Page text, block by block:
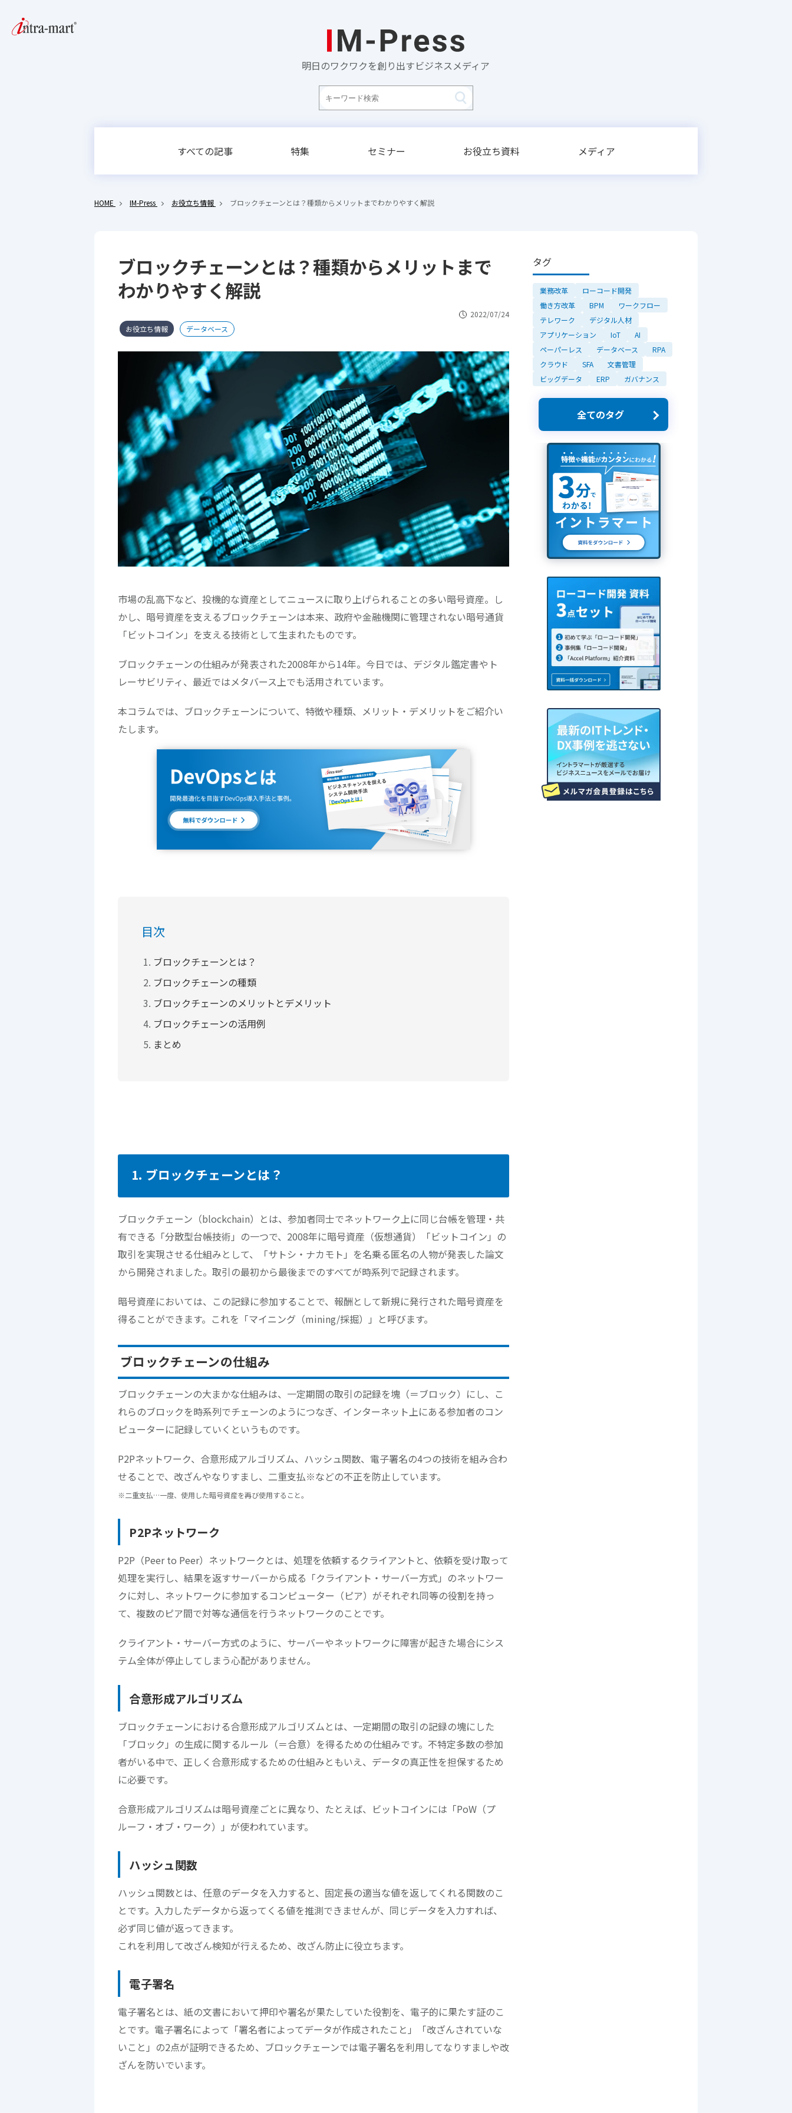
明日のワクワクを創り出すビジネスメディア
すべての記事 特集 セミナー お役立ち資料 メディア
HOME IM-Press お役立ち情報 ブロックチェーンとは？種類からメリットまでわかりやすく解説
ブロックチェーンとは？種類からメリットまで
わかりやすく解説
2022/07/24
お役立ち情報
データベース
市場の乱高下など、投機的な資産としてニュースに取り上げられることの多い暗号資産。し
かし、暗号資産を支えるブロックチェーンは本来、政府や金融機関に管理されない暗号通貨
「ビットコイン」を支える技術として生まれたものです。
ブロックチェーンの仕組みが発表された2008年から14年。今日では、デジタル鑑定書やト
レーサビリティ、最近ではメタバース上でも活用されています。
本コラムでは、ブロックチェーンについて、特徴や種類、メリット・デメリットをご紹介い
たします。
目次
ブロックチェーンとは？
ブロックチェーンの種類
ブロックチェーンのメリットとデメリット
ブロックチェーンの活用例
まとめ
1. ブロックチェーンとは？
ブロックチェーン（blockchain）とは、参加者同士でネットワーク上に同じ台帳を管理・共
有できる「分散型台帳技術」の一つで、2008年に暗号資産（仮想通貨）「ビットコイン」の
取引を実現させる仕組みとして、「サトシ・ナカモト」を名乗る匿名の人物が発表した論文
から開発されました。取引の最初から最後までのすべてが時系列で記録されます。
暗号資産においては、この記録に参加することで、報酬として新規に発行された暗号資産を
得ることができます。これを「マイニング（mining/採掘）」と呼びます。
ブロックチェーンの仕組み
ブロックチェーンの大まかな仕組みは、一定期間の取引の記録を塊（＝ブロック）にし、こ
れらのブロックを時系列でチェーンのようにつなぎ、インターネット上にある参加者のコン
ピューターに記録していくというものです。
P2Pネットワーク、合意形成アルゴリズム、ハッシュ関数、電子署名の4つの技術を組み合わ
せることで、改ざんやなりすまし、二重支払※などの不正を防止しています。
※二重支払…一度、使用した暗号資産を再び使用すること。
P2Pネットワーク
P2P（Peer to Peer）ネットワークとは、処理を依頼するクライアントと、依頼を受け取って
処理を実行し、結果を返すサーバーから成る「クライアント・サーバー方式」のネットワー
クに対し、ネットワークに参加するコンピューター（ピア）がそれぞれ同等の役割を持っ
て、複数のピア間で対等な通信を行うネットワークのことです。
クライアント・サーバー方式のように、サーバーやネットワークに障害が起きた場合にシス
テム全体が停止してしまう心配がありません。
合意形成アルゴリズム
ブロックチェーンにおける合意形成アルゴリズムとは、一定期間の取引の記録の塊にした
「ブロック」の生成に関するルール（＝合意）を得るための仕組みです。不特定多数の参加
者がいる中で、正しく合意形成するための仕組みともいえ、データの真正性を担保するため
に必要です。
合意形成アルゴリズムは暗号資産ごとに異なり、たとえば、ビットコインには「PoW（プ
ルーフ・オブ・ワーク）」が使われています。
ハッシュ関数
ハッシュ関数とは、任意のデータを入力すると、固定長の適当な値を返してくれる関数のこ
とです。入力したデータから返ってくる値を推測できませんが、同じデータを入力すれば、
必ず同じ値が返ってきます。
これを利用して改ざん検知が行えるため、改ざん防止に役立ちます。
電子署名
電子署名とは、紙の文書において押印や署名が果たしていた役割を、電子的に果たす証のこ
とです。電子署名によって「署名者によってデータが作成されたこと」「改ざんされていな
いこと」の2点が証明できるため、ブロックチェーンでは電子署名を利用してなりすましや改
ざんを防いでいます。
タグ
業務改革
ローコード開発
働き方改革
BPM
ワークフロー
テレワーク
デジタル人材
アプリケーション
IoT
AI
ペーパーレス
データベース
RPA
クラウド
SFA
文書管理
ビッグデータ
ERP ガバナンス
全てのタグ